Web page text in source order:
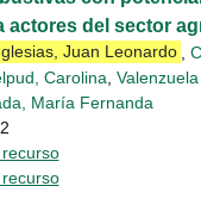
actores del sector
Juan Leonardo
Carolina
María Fernanda